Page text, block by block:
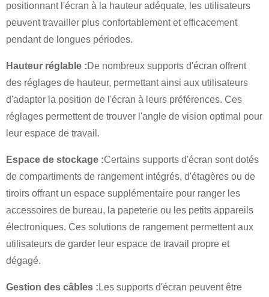
positionnant l'écran à la hauteur adéquate, les utilisateurs
peuvent travailler plus confortablement et efficacement
pendant de longues périodes.
Hauteur réglable :De nombreux supports d'écran offrent
des réglages de hauteur, permettant ainsi aux utilisateurs
d'adapter la position de l'écran à leurs préférences. Ces
réglages permettent de trouver l'angle de vision optimal pour
leur espace de travail.
Espace de stockage :Certains supports d'écran sont dotés
de compartiments de rangement intégrés, d'étagères ou de
tiroirs offrant un espace supplémentaire pour ranger les
accessoires de bureau, la papeterie ou les petits appareils
électroniques. Ces solutions de rangement permettent aux
utilisateurs de garder leur espace de travail propre et
dégagé.
Gestion des câbles : Les supports d'écran peuvent être